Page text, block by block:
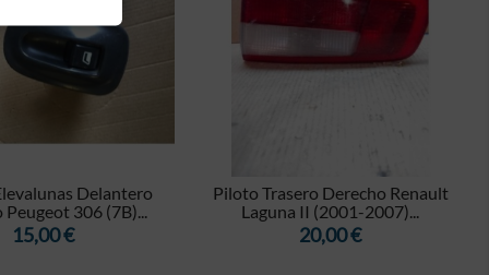
Delantero
Peugeot 306 (7B)...
Precio
15,00 €
Piloto Trasero Derecho Renault
Laguna II (2001-2007)...
Precio
20,00 €
